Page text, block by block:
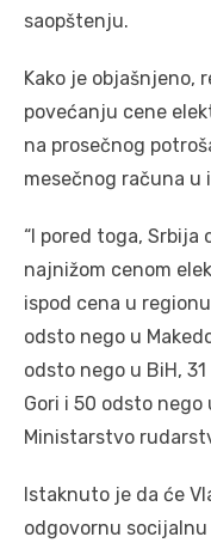
saopštenju.
Kako je objašnjeno,
povećanju cene
na prosečnog
mesečnog računa u
“I pored toga,
najnižom cenom
ispod cena u
odsto nego u
odsto nego u BiH,
Gori i 50 odsto nego
Ministarstvo
Istaknuto je da će
odgovornu